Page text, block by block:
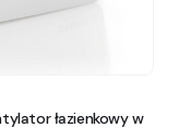
łazienkowy w